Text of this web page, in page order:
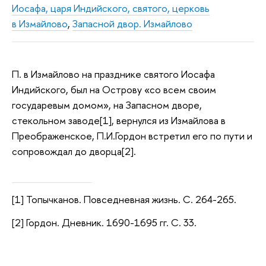
Иосафа, царя Индийского, святого, церковь
в Измайлово, Запасной двор. Измайлово
П. в Измайлово на празднике святого Иосафа
Индийского, был на Острову «со всем своим
государевым домом», на Запасном дворе,
стекольном заводе[1], вернулся из Измайлова в
Преображенское, П.И.Гордон встретил его по пути и
сопровождал до дворца[2].
[1] Топычканов. Повседневная жизнь. С. 264-265.
[2] Гордон. Дневник. 1690-1695 гг. С. 33.